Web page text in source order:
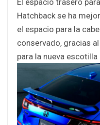
Hatchback se ha
el espacio para la
conservado, gracias
para la nueva